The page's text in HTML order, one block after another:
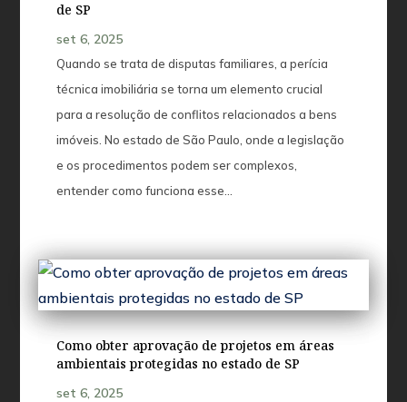
de SP
set 6, 2025
Quando se trata de disputas familiares, a perícia
técnica imobiliária se torna um elemento crucial
para a resolução de conflitos relacionados a bens
imóveis. No estado de São Paulo, onde a legislação
e os procedimentos podem ser complexos,
entender como funciona esse...
Como obter aprovação de projetos em áreas
ambientais protegidas no estado de SP
set 6, 2025